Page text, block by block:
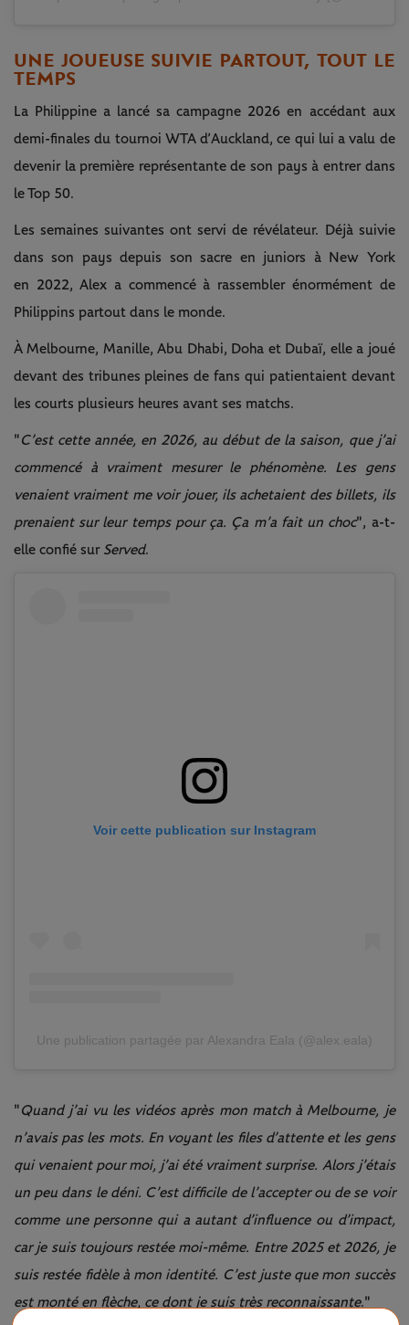
UNE JOUEUSE SUIVIE PARTOUT, TOUT LE
TEMPS
La Philippine a lancé sa campagne 2026 en accédant aux
demi-finales du tournoi WTA d’Auckland, ce qui lui a valu de
devenir la première représentante de son pays à entrer dans
le Top 50.
Les semaines suivantes ont servi de révélateur. Déjà suivie
dans son pays depuis son sacre en juniors à New York
en 2022, Alex a commencé à rassembler énormément de
Philippins partout dans le monde.
À Melbourne, Manille, Abu Dhabi, Doha et Dubaï, elle a joué
devant des tribunes pleines de fans qui patientaient devant
les courts plusieurs heures avant ses matchs.
"C’est cette année, en 2026, au début de la saison, que j’ai
commencé à vraiment mesurer le phénomène. Les gens
venaient vraiment me voir jouer, ils achetaient des billets, ils
prenaient sur leur temps pour ça. Ça m’a fait un choc", a-t-
elle confié sur Served.
Voir cette publication sur Instagram
Une publication partagée par Alexandra Eala (@alex.eala)
"Quand j’ai vu les vidéos après mon match à Melbourne, je
n’avais pas les mots. En voyant les files d’attente et les gens
qui venaient pour moi, j’ai été vraiment surprise. Alors j’étais
un peu dans le déni. C’est difficile de l’accepter ou de se voir
comme une personne qui a autant d’influence ou d’impact,
car je suis toujours restée moi-même. Entre 2025 et 2026, je
suis restée fidèle à mon identité. C’est juste que mon succès
est monté en flèche, ce dont je suis très reconnaissante."